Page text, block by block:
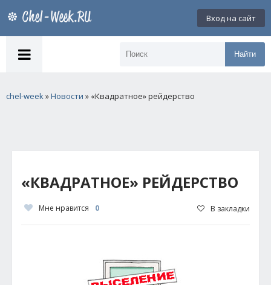
Вход на сайт
Найти
chel-week»Новости » «Квадратное» рейдерство
«КВАДРАТНОЕ» РЕЙДЕРСТВО
Мне нравится 0 В закладки